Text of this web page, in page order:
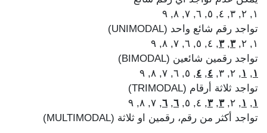
١, ٢, ٣, ٤, ٥, ٦, ٧, ٨, ٩
تواجد رقم شائع واحد (UNIMODAL)
١, ٢,
٣,٣, ٤, ٥, ٦, ٧, ٨, ٩
تواجد رقمين شائعين (BIMODAL)
١, ١, ٢, ٣, ٤, ٤, ٥, ٦, ٧, ٨, ٩
تواجد ثلاثة أرقام (TRIMODAL)
١, ١, ٢, ٣,٣, ٤, ٥, ٦, ٦, ٧, ٨, ٩
تواجد أكثر من رقم، رقمين او ثلاثة (MULTIMODAL)